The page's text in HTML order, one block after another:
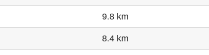
9.8 km
8.4 km